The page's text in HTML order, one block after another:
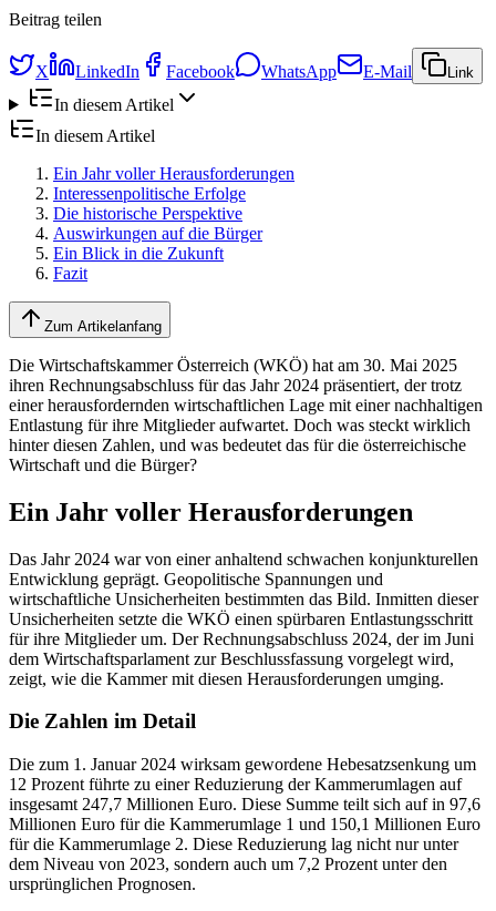
Beitrag teilen
X LinkedIn Facebook WhatsApp E-Mail Link
In diesem Artikel
In diesem Artikel
Ein Jahr voller Herausforderungen
Interessenpolitische Erfolge
Die historische Perspektive
Auswirkungen auf die Bürger
Ein Blick in die Zukunft
Fazit
Zum Artikelanfang
Die Wirtschaftskammer Österreich (WKÖ) hat am 30. Mai 2025
ihren Rechnungsabschluss für das Jahr 2024 präsentiert, der trotz
einer herausfordernden wirtschaftlichen Lage mit einer nachhaltigen
Entlastung für ihre Mitglieder aufwartet. Doch was steckt wirklich
hinter diesen Zahlen, und was bedeutet das für die österreichische
Wirtschaft und die Bürger?
Ein Jahr voller Herausforderungen
Das Jahr 2024 war von einer anhaltend schwachen konjunkturellen
Entwicklung geprägt. Geopolitische Spannungen und
wirtschaftliche Unsicherheiten bestimmten das Bild. Inmitten dieser
Unsicherheiten setzte die WKÖ einen spürbaren Entlastungsschritt
für ihre Mitglieder um. Der Rechnungsabschluss 2024, der im Juni
dem Wirtschaftsparlament zur Beschlussfassung vorgelegt wird,
zeigt, wie die Kammer mit diesen Herausforderungen umging.
Die Zahlen im Detail
Die zum 1. Januar 2024 wirksam gewordene Hebesatzsenkung um
12 Prozent führte zu einer Reduzierung der Kammerumlagen auf
insgesamt 247,7 Millionen Euro. Diese Summe teilt sich auf in 97,6
Millionen Euro für die Kammerumlage 1 und 150,1 Millionen Euro
für die Kammerumlage 2. Diese Reduzierung lag nicht nur unter
dem Niveau von 2023, sondern auch um 7,2 Prozent unter den
ursprünglichen Prognosen.